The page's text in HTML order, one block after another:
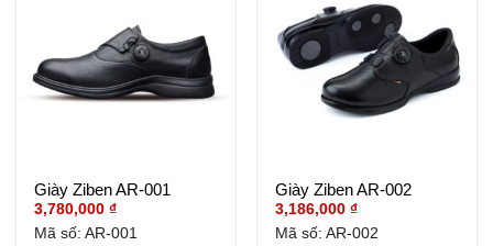
Giày Ziben AR-001
3,780,000₫
Mã số: AR-001
Giày Ziben AR-002
3,186,000₫
Mã số: AR-002